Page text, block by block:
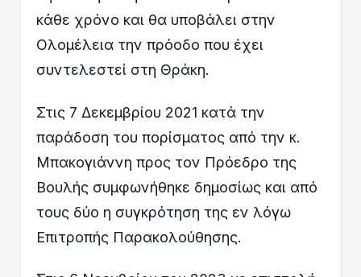
κάθε χρόνο και θα υποβάλει στην
Ολομέλεια την πρόοδο που έχει
συντελεστεί στη Θράκη.
Στις 7 Δεκεμβρίου 2021 κατά την
παράδοση του πορίσματος από την κ.
Μπακογιάννη προς τον Πρόεδρο της
Βουλής συμφωνήθηκε δημοσίως και από
τους δύο η συγκρότηση της εν λόγω
Επιτροπής Παρακολούθησης.